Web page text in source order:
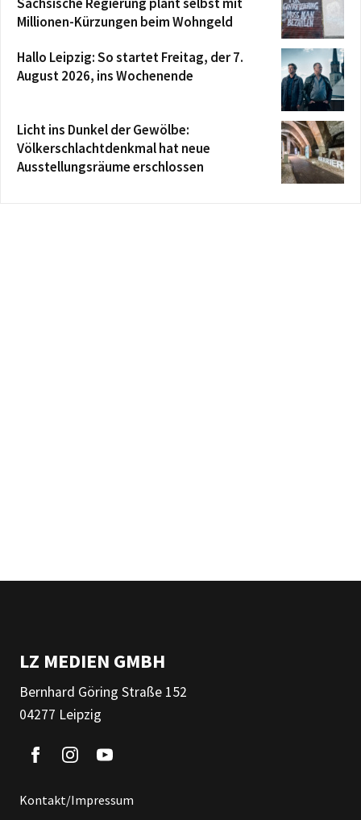
Millionen-Kürzungen beim Wohngeld
Hallo Leipzig: So startet Freitag, der 7.
August 2026, ins Wochenende
Licht ins Dunkel der Gewölbe:
Völkerschlachtdenkmal hat neue
Ausstellungsräume erschlossen
LZ MEDIEN GMBH
Bernhard Göring Straße 152
04277 Leipzig
Kontakt/Impressum